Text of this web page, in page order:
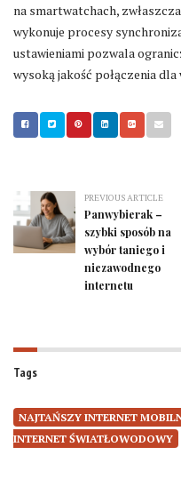
na smartwatchach,
wykonuje procesy
ustawieniami pozwala
wysoką jakość połączenia
PREVIOUS ARTICLE
Panwybierak –
szybki sposób na
wybór taniego i
niezawodnego
internetu
Tags
NAJTAŃSZY INTERNET
INTERNET ŚWIATŁOWODOWY